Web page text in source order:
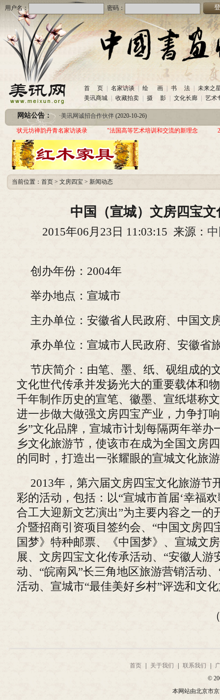
用户名： 密码：
首 页 名家访谈 绘 画 书 法
未来之
美讯商城
收藏拍卖 摄 影 文化长廊 艺术
网站公告：
·美讯网诚招合作伙伴(2020-10-26)
· 中国书画收藏频道服务咨询热线 (2020-06-26)
圆梦助学 爱心传递—中国当代实力派书画家作品交流展暨三年帮助100位贫困儿童行动
·美讯网诚招合作伙伴 (2020-10-26)
·中国书画收藏频道服务咨询热线(2020-06-26)
· 圆梦助学 爱心传递—中国当代实力派书画家作品交流展暨三年帮助100位贫困儿童行动
状元坊禅韵丹青名家访谈录 "法国高等艺术培训和交流的新理念
当前位置： 首页 > 文房四宝 > 新闻动态
中国（宣城）文房四宝文
2015年06月23日 11:03:15 来源：
创办年份：2004年
举办地点：宣城市
主办单位：安徽省人民政府、中国文
承办单位：宣城市人民政府、安徽省
节庆简介：由笔、墨、纸、砚组成的
文化世代传承并发扬光大的重要载体和
千年制作历史的宣笔、徽墨、宣纸堪称
进一步做大做强文房四宝产业，力争打
乡”文化品牌，宣城市计划每隔两年举办
乡文化旅游节，使该市在成为全国文房
的同时，打造出一张耀眼的宣城文化旅
2013年，第六届文房四宝文化旅游节
彩的活动，包括：以“宣城市首届‘幸福
合工大迎新文艺演出”为主要内容之一的
介暨招商引资项目签约会、“中国文房四
国梦》特种邮票、《中国梦》、宣城文
展、文房四宝文化传承活动、“安徽人游
动、“皖南风”长三角地区旅游营销活动
活动、宣城市“最佳美好乡村”评选和文
首页 关于我们 联系我们
©
本网站由北京市